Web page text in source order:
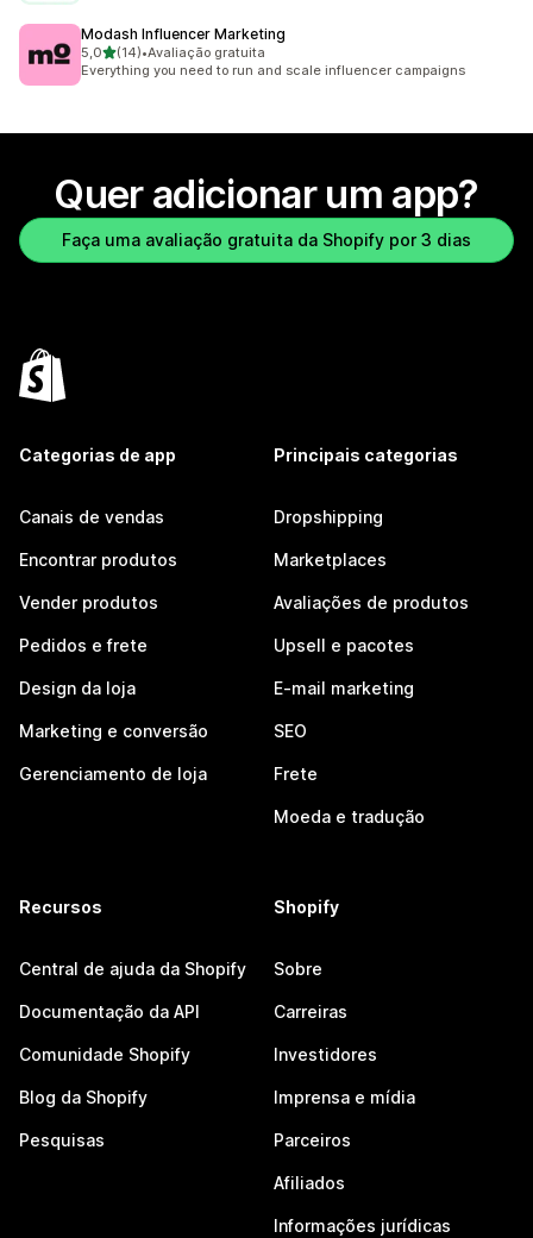
Modash Influencer Marketing
5,0de 5 estrelas
(14)
14 avaliações ao todo
•Avaliação gratuita
Everything you need to run and scale influencer campaigns
Quer adicionar um app?
Faça uma avaliação gratuita da Shopify por 3 dias
Categorias de app
Canais de vendas
Encontrar produtos
Vender produtos
Pedidos e frete
Design da loja
Marketing e conversão
Gerenciamento de loja
Principais categorias
Dropshipping
Marketplaces
Avaliações de produtos
Upsell e pacotes
E-mail marketing
SEO
Frete
Moeda e tradução
Recursos
Central de ajuda da Shopify
Documentação da API
Comunidade Shopify
Blog da Shopify
Pesquisas
Shopify
Sobre
Carreiras
Investidores
Imprensa e mídia
Parceiros
Afiliados
Informações jurídicas